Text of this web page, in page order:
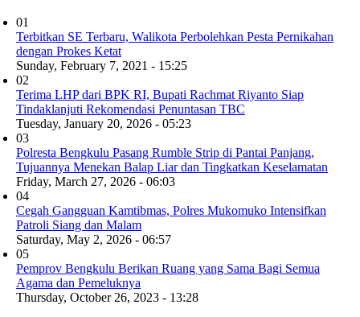
01
Terbitkan SE Terbaru, Walikota Perbolehkan Pesta Pernikahan
dengan Prokes Ketat
Sunday, February 7, 2021 - 15:25
02
Terima LHP dari BPK RI, Bupati Rachmat Riyanto Siap
Tindaklanjuti Rekomendasi Penuntasan TBC
Tuesday, January 20, 2026 - 05:23
03
Polresta Bengkulu Pasang Rumble Strip di Pantai Panjang,
Tujuannya Menekan Balap Liar dan Tingkatkan Keselamatan
Friday, March 27, 2026 - 06:03
04
Cegah Gangguan Kamtibmas, Polres Mukomuko Intensifkan
Patroli Siang dan Malam
Saturday, May 2, 2026 - 06:57
05
Pemprov Bengkulu Berikan Ruang yang Sama Bagi Semua
Agama dan Pemeluknya
Thursday, October 26, 2023 - 13:28